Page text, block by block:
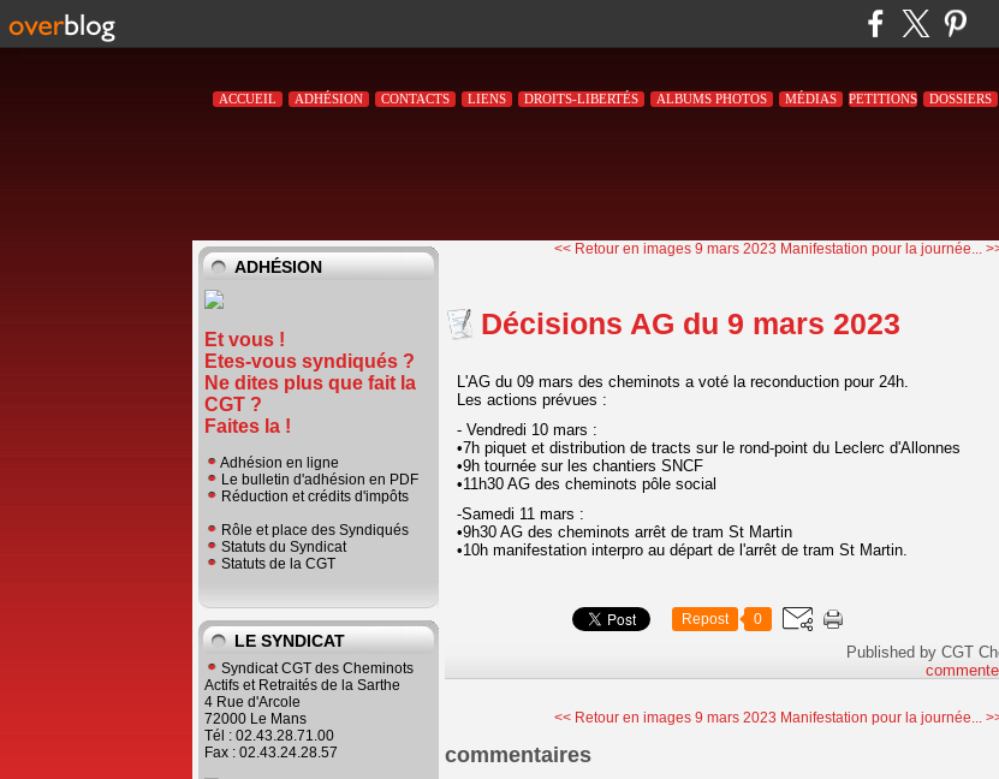
ACCUEIL ADHÉSION CONTACTS LIENS DROITS-LIBERTÉS ALBUMS PHOTOS MÉDIAS PETITIONS DOSSIERS
ADHÉSION
Et vous !
Etes-vous syndiqués ?
Ne dites plus que fait la
CGT ?
Faites la !
Adhésion en ligne
Le bulletin d'adhésion en PDF
Réduction et crédits d'impôts
Rôle et place des Syndiqués
Statuts du Syndicat
Statuts de la CGT
LE SYNDICAT
Syndicat CGT des Cheminots
Actifs et Retraités de la Sarthe
4 Rue d'Arcole
72000 Le Mans
Tél : 02.43.28.71.00
Fax : 02.43.24.28.57
<< Retour en images 9 mars 2023 Manifestation pour la journée...
Décisions AG du 9 mars 2023
L'AG du 09 mars des cheminots a voté la reconduction pour 24h.
Les actions prévues :
- Vendredi 10 mars :
•7h piquet et distribution de tracts sur le rond-point du Leclerc d'Allonnes
•9h tournée sur les chantiers SNCF
•11h30 AG des cheminots pôle social
-Samedi 11 mars :
•9h30 AG des cheminots arrêt de tram St Martin
•10h manifestation interpro au départ de l'arrêt de tram St Martin.
Repost 0
Published by CGT
<< Retour en images 9 mars 2023 Manifestation pour la journée...
commentaires